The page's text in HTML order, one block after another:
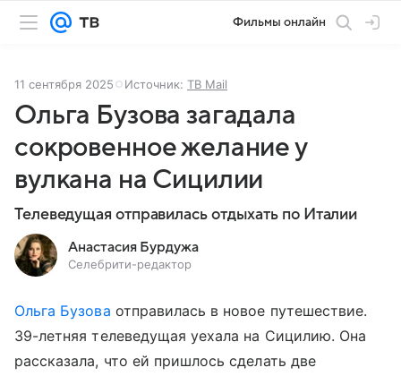
Фильмы онлайн
11 сентября 2025 Источник: ТВ Mail
Ольга Бузова загадала
сокровенное желание у
вулкана на Сицилии
Телеведущая отправилась отдыхать по Италии
Анастасия Бурдужа
Селебрити-редактор
Ольга Бузова отправилась в новое путешествие.
39-летняя телеведущая уехала на Сицилию. Она
рассказала, что ей пришлось сделать две